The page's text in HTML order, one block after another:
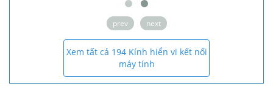
prev next
Xem tất cả 194 Kính hiển vi kết nối
máy tính